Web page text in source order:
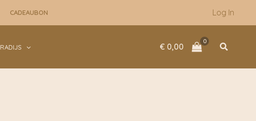
CADEAUBON Log In
RADIJS € 0,00 Zoeken